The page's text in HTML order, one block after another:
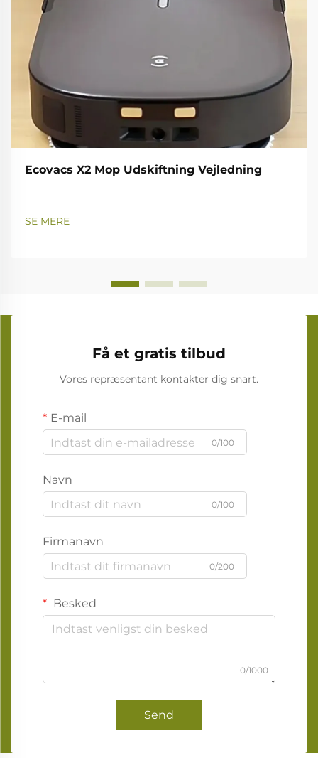
Ecovacs X2 Mop Udskiftning Vejledning
SE MERE
Få et gratis tilbud
Vores repræsentant kontakter dig snart.
E-mail
0/100
Navn
0/100
Firmanavn
0/200
Besked
0/1000
Send